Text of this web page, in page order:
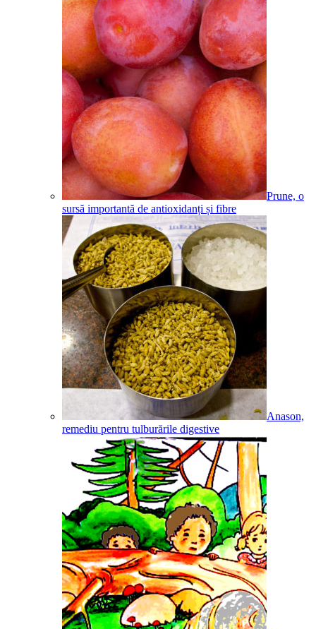
Prune, o
sursă importantă de antioxidanți și fibre
Anason,
remediu pentru tulburările digestive